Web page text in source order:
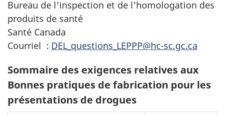
Bureau de l'inspection et de l'homologation des
produits de santé
Santé Canada
Courriel : DEL_questions_LEPPP@hc-sc.gc.ca
Sommaire des exigences relatives aux
Bonnes pratiques de fabrication pour les
présentations de drogues